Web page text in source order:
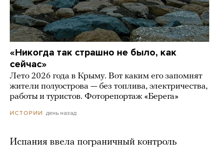
«Никогда так страшно не было, как
сейчас»
Лето 2026 года в Крыму. Вот каким его запомнят
жители полуострова — без топлива, электричества,
работы и туристов. Фоторепортаж «Берега»
ИСТОРИИ день назад
Испания ввела пограничный контроль